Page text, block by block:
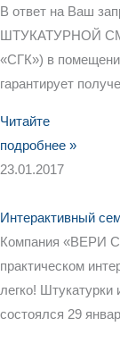
В ответ на Ваш
ШТУКАТУРНОЙ
«СГК») в
гарантирует
Читайте
подробнее »
23.01.2017
Интерактивный
Компания «ВЕРИ
практическом
легко!
состоялся 29